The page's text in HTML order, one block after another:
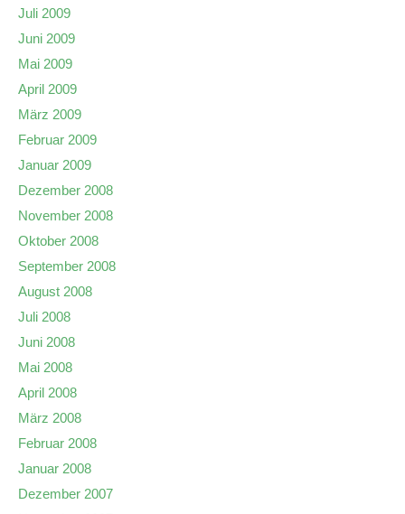
Juli 2009
Juni 2009
Mai 2009
April 2009
März 2009
Februar 2009
Januar 2009
Dezember 2008
November 2008
Oktober 2008
September 2008
August 2008
Juli 2008
Juni 2008
Mai 2008
April 2008
März 2008
Februar 2008
Januar 2008
Dezember 2007